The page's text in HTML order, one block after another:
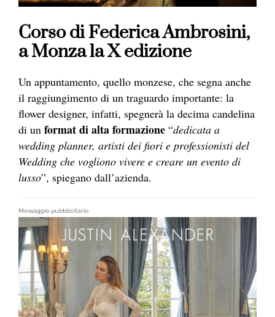
Corso di Federica Ambrosini,
a Monza la X edizione
Un appuntamento, quello monzese, che segna anche
il raggiungimento di un traguardo importante: la
flower designer, infatti, spegnerà la decima candelina
di un format di alta formazione “dedicata a
wedding planner, artisti dei fiori e professionisti del
Wedding che vogliono vivere e creare un evento di
lusso”, spiegano dall’azienda.
Messaggio pubblicitario